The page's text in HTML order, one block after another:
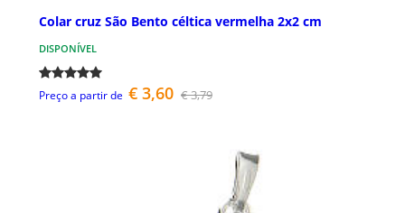
Colar cruz São Bento céltica vermelha 2x2 cm
DISPONÍVEL
Preço a partir de € 3,60 € 3,79